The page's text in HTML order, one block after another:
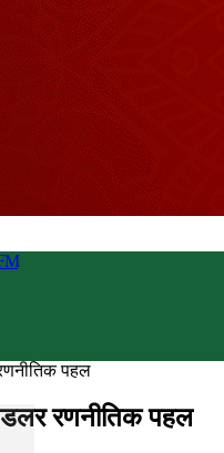
पहल
डलर रणनीतिक पहल